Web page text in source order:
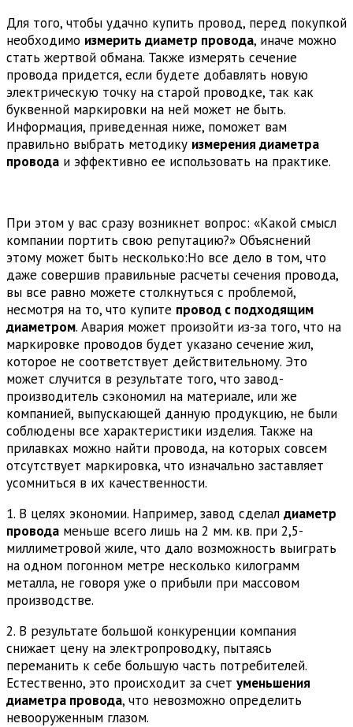
Для того, чтобы удачно купить провод, перед покупкой
необходимо измерить диаметр провода, иначе можно
стать жертвой обмана. Также измерять сечение
провода придется, если будете добавлять новую
электрическую точку на старой проводке, так как
буквенной маркировки на ней может не быть.
Информация, приведенная ниже, поможет вам
правильно выбрать методику измерения диаметра
провода и эффективно ее использовать на практике.
При этом у вас сразу возникнет вопрос: «Какой смысл
компании портить свою репутацию?» Объяснений
этому может быть несколько:Но все дело в том, что
даже совершив правильные расчеты сечения провода,
вы все равно можете столкнуться с проблемой,
несмотря на то, что купите провод с подходящим
диаметром. Авария может произойти из-за того, что на
маркировке проводов будет указано сечение жил,
которое не соответствует действительному. Это
может случится в результате того, что завод-
производитель сэкономил на материале, или же
компанией, выпускающей данную продукцию, не были
соблюдены все характеристики изделия. Также на
прилавках можно найти провода, на которых совсем
отсутствует маркировка, что изначально заставляет
усомниться в их качественности.
1. В целях экономии. Например, завод сделал диаметр
провода меньше всего лишь на 2 мм. кв. при 2,5-
миллиметровой жиле, что дало возможность выиграть
на одном погонном метре несколько килограмм
металла, не говоря уже о прибыли при массовом
производстве.
2. В результате большой конкуренции компания
снижает цену на электропроводку, пытаясь
переманить к себе большую часть потребителей.
Естественно, это происходит за счет уменьшения
диаметра провода, что невозможно определить
невооруженным глазом.